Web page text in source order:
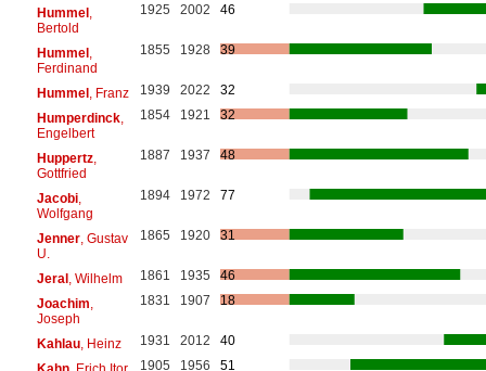
Hummel,
Bertold
1925 2002 46
Hummel,
Ferdinand
1855 1928 39
Hummel, Franz 1939 2022
32
Humperdinck,
Engelbert
1854 1921 32
Huppertz,
Gottfried
1887 1937 48
Jacobi,
Wolfgang
1894 1972 77
Jenner, Gustav
U.
1865 1920 31
Jeral, Wilhelm 1861 1935
46
Joachim
Joseph
1831 1907 18
Kahlau, Heinz 1931 2012
40
1905 1956
51